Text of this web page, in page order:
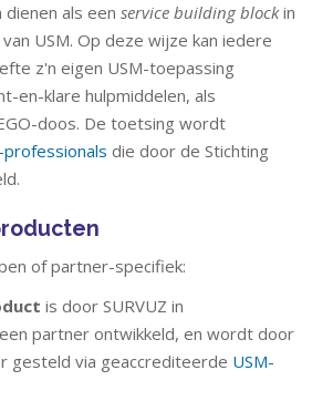
dienen als een service building blockin
USM. Op deze wijze kan iedere
z'n eigen USM-toepassing
en-klare hulpmiddelen, als
doos. De toetsing wordt
professionals die door de Stichting
of partner-specifiek:
is door SURVUZ in
partner ontwikkeld, en wordt door
gesteld via geaccrediteerde USM-